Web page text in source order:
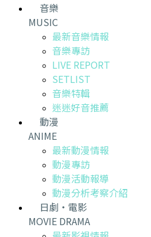
音樂
MUSIC
最新音樂情報
音樂專訪
LIVE REPORT
SETLIST
音樂特輯
迷迷好音推薦
動漫
ANIME
最新動漫情報
動漫專訪
動漫活動報導
動漫分析考察介紹
日劇・電影
MOVIE DRAMA